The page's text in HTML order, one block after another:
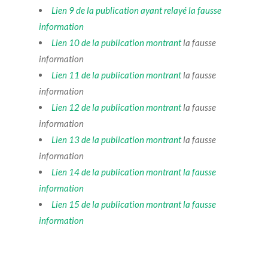
Lien 9 de la publication ayant relayé la fausse
information
Lien 10 de la publicationmontrantla fausse
information
Lien 11 de la publicationmontrantla fausse
information
Lien 12 de la publicationmontrantla fausse
information
Lien 13 de la publicationmontrantla fausse
information
Lien 14 de la publication montrant la fausse
information
Lien 15 de la publication montrant la fausse
information